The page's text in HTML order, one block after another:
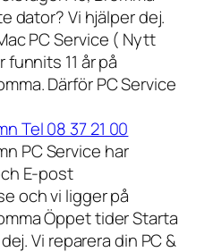
dator? Vi hjälper dej.
PC Service ( Nytt
11 år på
Därför PC Service
Tel 08 37 21 00
PC Service har
E-post
och vi ligger på
Öppet tider Starta
Vi reparera din PC &